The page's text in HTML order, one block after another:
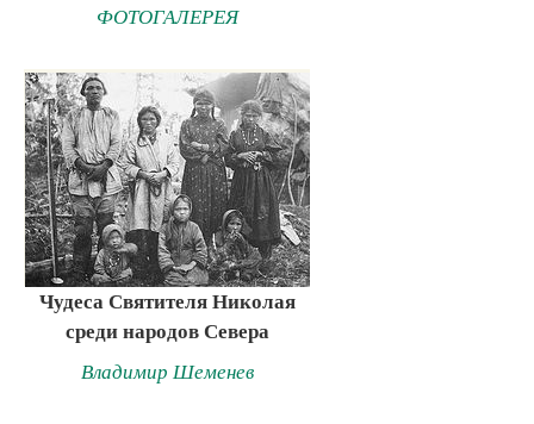
ФОТОГАЛЕРЕЯ
Чудеса Святителя Николая
среди народов Севера
Владимир Шеменев